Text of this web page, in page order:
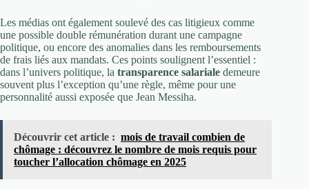
Les médias ont également soulevé des cas litigieux comme
une possible double rémunération durant une campagne
politique, ou encore des anomalies dans les remboursements
de frais liés aux mandats. Ces points soulignent l’essentiel :
dans l’univers politique, la transparence salariale demeure
souvent plus l’exception qu’une règle, même pour une
personnalité aussi exposée que Jean Messiha.
Découvrir cet article : mois de travail combien de
chômage : découvrez le nombre de mois requis pour
toucher l’allocation chômage en 2025